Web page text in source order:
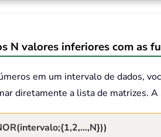
N valores inferiores com as
em um intervalo de dados,
diretamente a lista de matrizes.